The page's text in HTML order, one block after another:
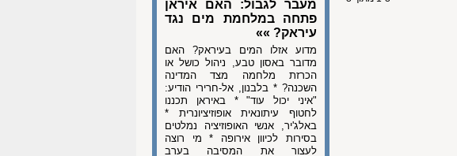
מעבר לגבול: האם איראן
פתחה במלחמת מים נגד
עיראק? »»
מדוע אזלו המים בעיראק? האם
מדובר באסון טבע, ניהול כושל או
הכרזת מלחמה מצד המדינה
השכנה? * בלבנון, אל-חרירי הודיע:
"איני יכול עוד" * באיראן תכננו
לחטוף עיתונאית אופוזיציונרית *
באלג'יר, אנשי האופוזיציה נמלטים
בסירות לכיוון אירופה * מי רוצה
לעצור את המסיבה בערב